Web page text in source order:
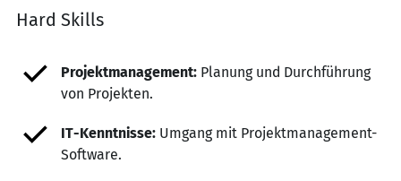
Hard Skills
Projektmanagement: Planung und Durchführung
von Projekten.
IT-Kenntnisse: Umgang mit Projektmanagement-
Software.